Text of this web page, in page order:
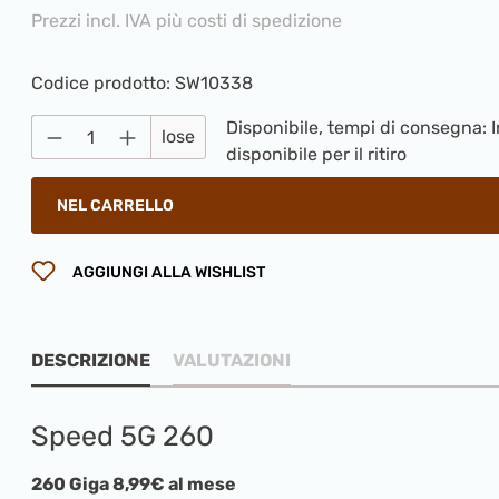
Prezzi incl. IVA più costi di spedizione
Codice prodotto: SW10338
Quantità del prodotto: inserisci la
lose
Disponibile, tempi di consegna:
disponibile per il ritiro
NEL CARRELLO
AGGIUNGI ALLA WISHLIST
DESCRIZIONE VALUTAZIONI
Speed 5G 260
260 Giga 8,99€ al mese